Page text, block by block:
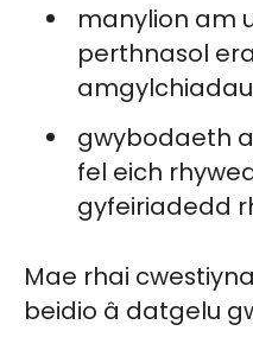
manylion am
perthnasol
gwybodaeth
fel eich
gyfeiriadedd
Mae rhai
beidio â datgelu